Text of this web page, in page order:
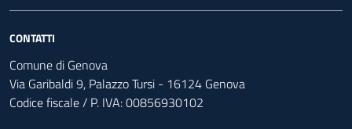
CONTATTI
Comune di Genova
Via Garibaldi 9, Palazzo Tursi - 16124 Genova
Codice fiscale / P. IVA: 00856930102